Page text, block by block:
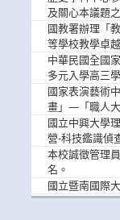
及關心本議題
國教署辦理「
等學校教學卓
中華民國全國
多元入學高三
國家表演藝術
畫」—「職人
參與。
國立中興大學
營-科技鑑識偵
加。
本校誠徵管理
名。
國立暨南國際